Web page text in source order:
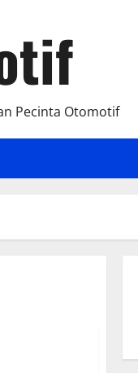
Pecinta Otomotif